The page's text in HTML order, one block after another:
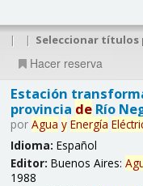
| | Seleccionar títulos
Hacer reserva
Estación
provincia deRío
por Agua y Energía
Idioma: Español
Editor: Buenos Aires:
1988